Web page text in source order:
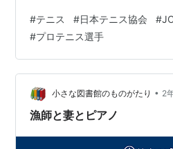
ンキングを上げるためのポイン
ドにより賞金とポイントが異な
高賞金、高ポイントになります
団による日本最高峰のテニス団
大学４年生の選手が全日本選手
に言っていたコメントなので…
#テニス #日本テニス協会 #
#プロテニス選手
小さな図書館のものがたり • 2
漁師と妻とピアノ